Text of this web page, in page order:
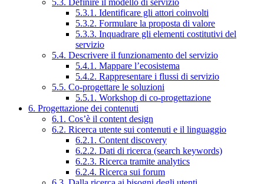
5.3.1. Identificare gli attori coinvolti
5.3.2. Formulare la proposta di valore
5.3.3. Inquadrare gli elementi costitutivi del
servizio
5.4. Descrivere il funzionamento del servizio
5.4.1. Mappare l’ecosistema
5.4.2. Rappresentare i flussi di servizio
5.5. Co-progettare le soluzioni
5.5.1. Workshop di co-progettazione
6. Progettazione dei contenuti
6.1. Cos’è il content design
6.2. Ricerca utente sui contenuti e il linguaggio
6.2.1. Content discovery
6.2.2. Dati di ricerca (search keywords)
6.2.3. Ricerca tramite analytics
6.2.4. Ricerca sui forum